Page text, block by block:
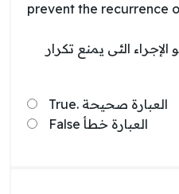
prevent the recurrence
الئى يمنع تكرار
True. العبارة صحيحة
False العبارة خطأ